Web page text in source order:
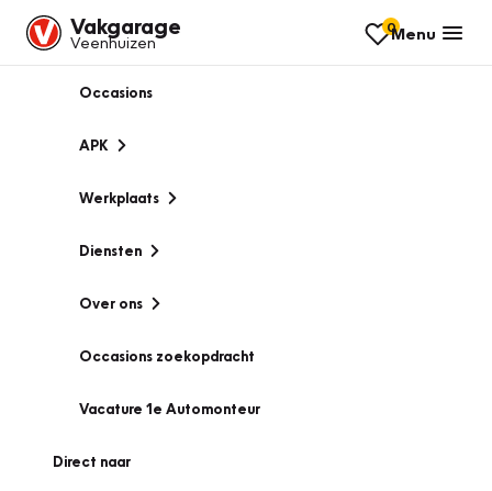
Vakgarage
Veenhuizen
0Menu
Occasions
APK
Werkplaats
Diensten
Over ons
Occasions zoekopdracht
Vacature 1e Automonteur
Direct naar